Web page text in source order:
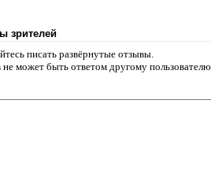
зрителей
писать развёрнутые отзывы.
может быть ответом другому